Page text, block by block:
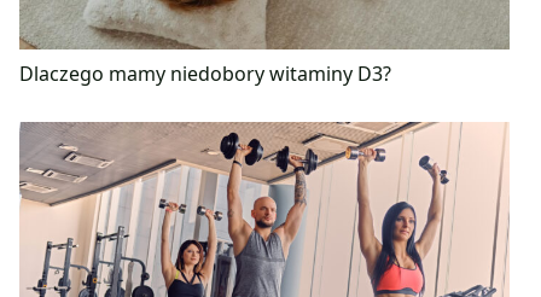
Dlaczego mamy niedobory witaminy D3?